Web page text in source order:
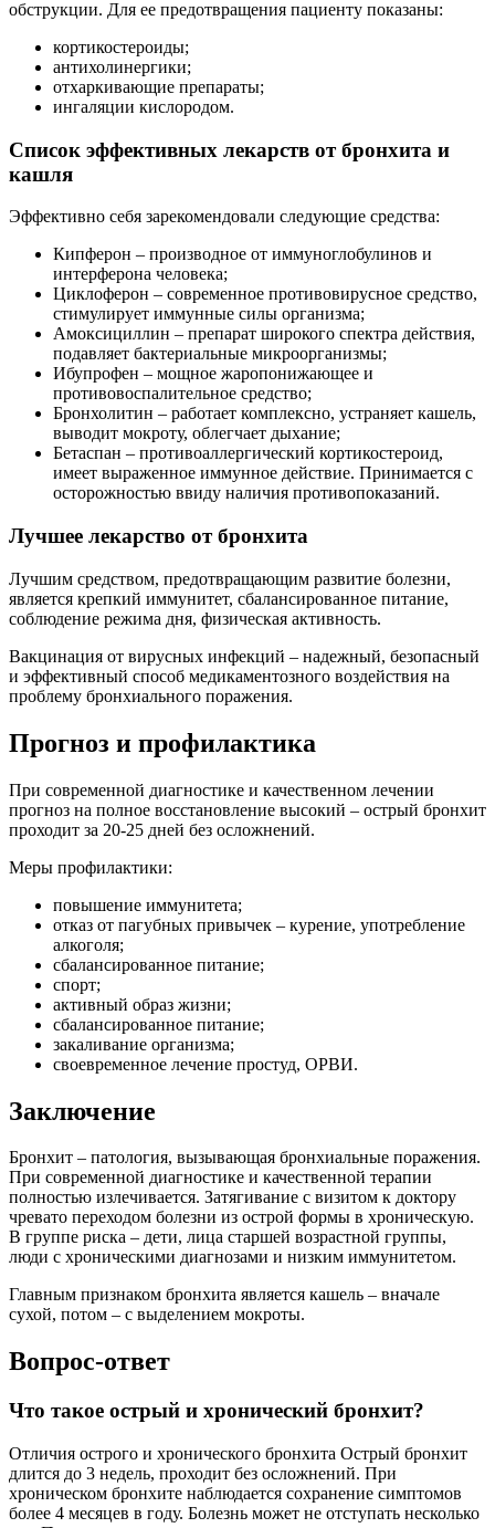
обструкции. Для ее предотвращения пациенту показаны:
кортикостероиды;
антихолинергики;
отхаркивающие препараты;
ингаляции кислородом.
Список эффективных лекарств от бронхита и
кашля
Эффективно себя зарекомендовали следующие средства:
Кипферон – производное от иммуноглобулинов и
интерферона человека;
Циклоферон – современное противовирусное средство,
стимулирует иммунные силы организма;
Амоксициллин – препарат широкого спектра действия,
подавляет бактериальные микроорганизмы;
Ибупрофен – мощное жаропонижающее и
противовоспалительное средство;
Бронхолитин – работает комплексно, устраняет кашель,
выводит мокроту, облегчает дыхание;
Бетаспан – противоаллергический кортикостероид,
имеет выраженное иммунное действие. Принимается с
осторожностью ввиду наличия противопоказаний.
Лучшее лекарство от бронхита
Лучшим средством, предотвращающим развитие болезни,
является крепкий иммунитет, сбалансированное питание,
соблюдение режима дня, физическая активность.
Вакцинация от вирусных инфекций – надежный, безопасный
и эффективный способ медикаментозного воздействия на
проблему бронхиального поражения.
Прогноз и профилактика
При современной диагностике и качественном лечении
прогноз на полное восстановление высокий – острый бронхит
проходит за 20-25 дней без осложнений.
Меры профилактики:
повышение иммунитета;
отказ от пагубных привычек – курение, употребление
алкоголя;
сбалансированное питание;
спорт;
активный образ жизни;
сбалансированное питание;
закаливание организма;
своевременное лечение простуд, ОРВИ.
Заключение
Бронхит – патология, вызывающая бронхиальные поражения.
При современной диагностике и качественной терапии
полностью излечивается. Затягивание с визитом к доктору
чревато переходом болезни из острой формы в хроническую.
В группе риска – дети, лица старшей возрастной группы,
люди с хроническими диагнозами и низким иммунитетом.
Главным признаком бронхита является кашель – вначале
сухой, потом – с выделением мокроты.
Вопрос-ответ
Что такое острый и хронический бронхит?
Отличия острого и хронического бронхита Острый бронхит
длится до 3 недель, проходит без осложнений. При
хроническом бронхите наблюдается сохранение симптомов
более 4 месяцев в году. Болезнь может не отступать несколько